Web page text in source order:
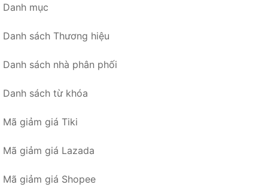
Danh mục
Danh sách Thương hiệu
Danh sách nhà phân phối
Danh sách từ khóa
Mã giảm giá Tiki
Mã giảm giá Lazada
Mã giảm giá Shopee